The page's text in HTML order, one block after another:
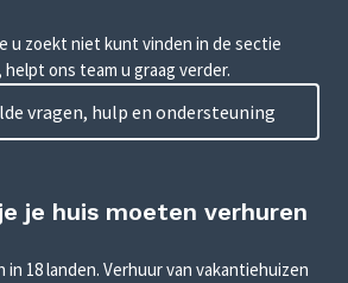
u zoekt niet kunt vinden in de sectie
ons team u graag verder.
vragen, hulp en ondersteuning
je huis moeten verhuren
in 18 landen. Verhuur van vakantiehuizen